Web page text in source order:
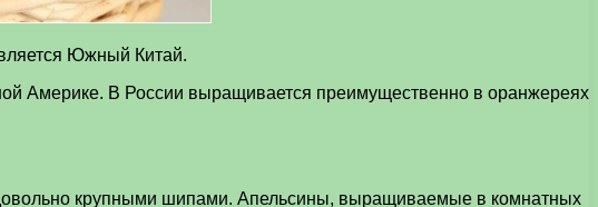
Южный Китай.
Америке. В России выращивается преимущественно в оранжереях
крупными шипами. Апельсины, выращиваемые в комнатных